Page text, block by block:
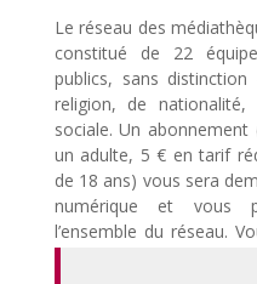
Le réseau des
constitué de 22
publics, sans
religion, de
sociale. Un
un adulte, 5 € en tarif
de 18 ans) vous sera
numérique et vous
l’ensemble du réseau.